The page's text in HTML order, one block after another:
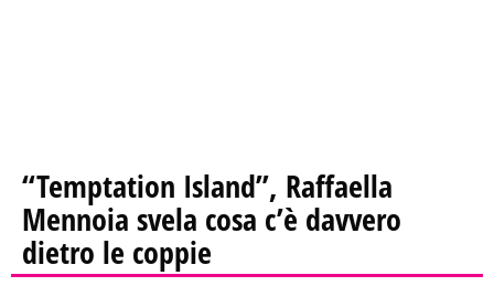
“Temptation Island”, Raffaella
Mennoia svela cosa c’è davvero
dietro le coppie